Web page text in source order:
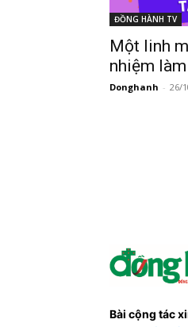
ĐỒNG HÀNH TV
Một linh
nhiệm
Donghanh - 26/
Bài cộng tác